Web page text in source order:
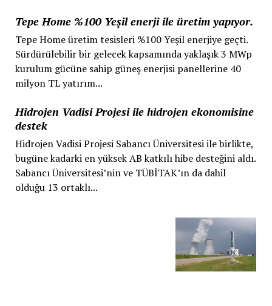
Tepe Home %100 Yeşil enerji ile üretim yapıyor.
Tepe Home üretim tesisleri %100 Yeşil enerjiye geçti.
Sürdürülebilir bir gelecek kapsamında yaklaşık 3 MWp
kurulum gücüne sahip güneş enerjisi panellerine 40
milyon TL yatırım...
Hidrojen Vadisi Projesi ile hidrojen ekonomisine
destek
Hidrojen Vadisi Projesi Sabancı Üniversitesi ile birlikte,
bugüne kadarki en yüksek AB katkılı hibe desteğini aldı.
Sabancı Üniversitesi’nin ve TÜBİTAK’ın da dahil
olduğu 13 ortaklı...